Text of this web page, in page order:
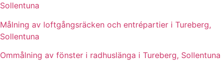
Sollentuna
Målning av loftgångsräcken och entrépartier i Tureberg,
Sollentuna
Ommålning av fönster i radhuslänga i Tureberg, Sollentuna